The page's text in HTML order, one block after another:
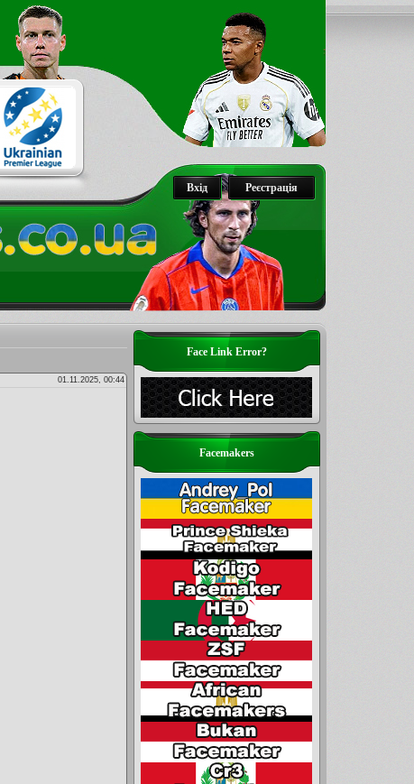
Реєстрація
Вхід
01.11.2025, 00:44
Face Link Error?
Facemakers